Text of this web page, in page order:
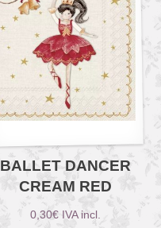
BALLET DANCER
CREAM RED
0,30€ IVA incl.